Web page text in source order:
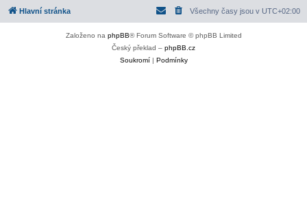
Hlavní stránka Všechny časy jsou v UTC+02:00
Založeno na phpBB® Forum Software © phpBB Limited
Český překlad – phpBB.cz
Soukromí| Podmínky